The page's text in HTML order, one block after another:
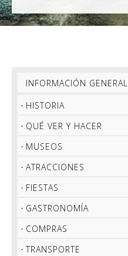
INFORMACIÓN GENERAL
HISTORIA
QUÉ VER Y HACER
MUSEOS
ATRACCIONES
FIESTAS
GASTRONOMÍA
COMPRAS
TRANSPORTE